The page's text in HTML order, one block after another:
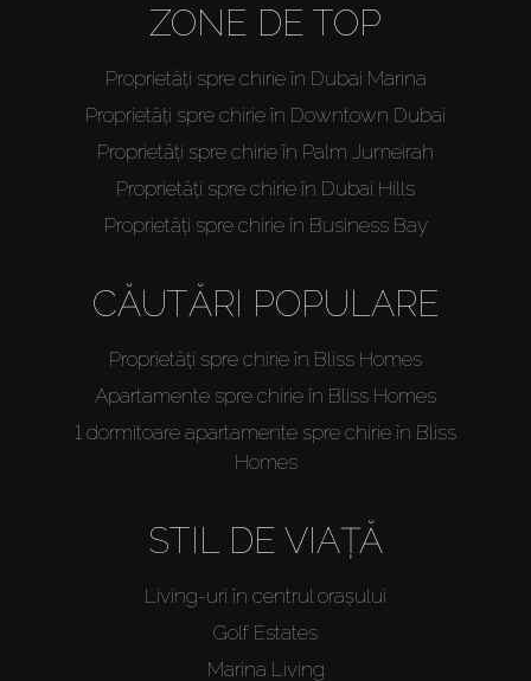
ZONE DE TOP
Proprietăți spre chirie în Dubai Marina
Proprietăți spre chirie în Downtown Dubai
Proprietăți spre chirie în Palm Jumeirah
Proprietăți spre chirie în Dubai Hills
Proprietăți spre chirie în Business Bay
CĂUTĂRI POPULARE
Proprietăți spre chirie în Bliss Homes
Apartamente spre chirie în Bliss Homes
1 dormitoare apartamente spre chirie în Bliss
Homes
STIL DE VIAȚĂ
Living-uri în centrul orașului
Golf Estates
Marina Living